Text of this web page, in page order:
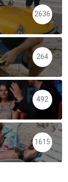
2636
264
492
1615